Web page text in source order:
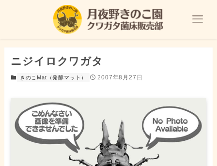
ニジイロクワガタ
きのこMat（発酵マット） 2007年8月27日